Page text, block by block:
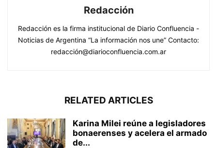
Redacción
Redacción es la firma institucional de Diario Confluencia -
Noticias de Argentina “La información nos une” Contacto:
redacción@diarioconfluencia.com.ar
RELATED ARTICLES
Karina Milei reúne a legisladores
bonaerenses y acelera el armado
de...